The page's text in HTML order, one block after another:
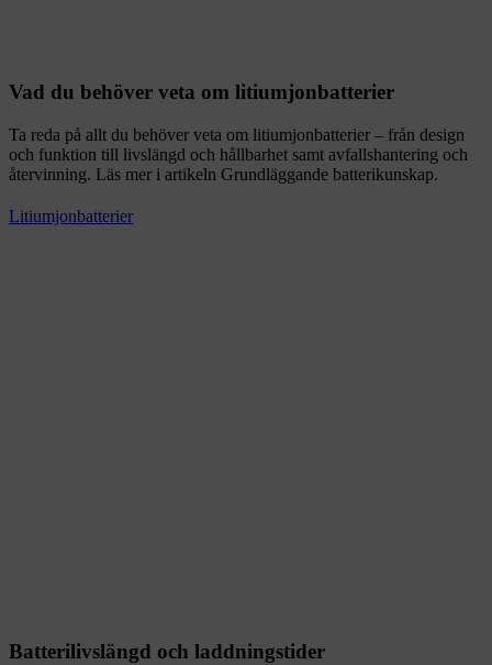
Vad du behöver veta om litiumjonbatterier
Ta reda på allt du behöver veta om litiumjonbatterier – från design
och funktion till livslängd och hållbarhet samt avfallshantering och
återvinning. Läs mer i artikeln Grundläggande batterikunskap.
Litiumjonbatterier
Batterilivslängd och laddningstider